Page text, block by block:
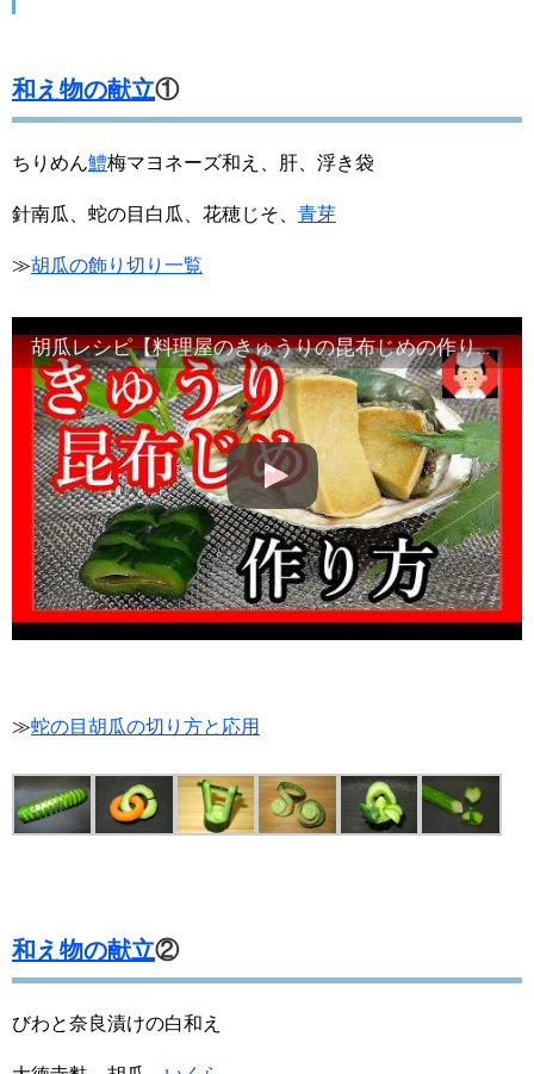
和え物の献立①
ちりめん鱧梅マヨネーズ和え、肝、浮き袋
針南瓜、蛇の目白瓜、花穂じそ、 青芽
≫胡瓜の飾り切り一覧
胡瓜レシピ【料理屋のきゅうりの昆布じめの作り方基本方法】Japanese food#和食レシピ日本料理案内所
≫蛇の目胡瓜の切り方と応用
和え物の献立②
びわと奈良漬けの白和え